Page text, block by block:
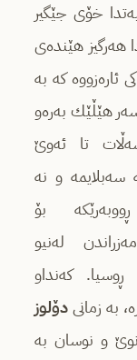
خۆى جێگیر
هەرگیز هێندەى
ئارەزووە كە بە
سەر هێڵێك بەرەو
تا ئەوێ
سەبلایمە و نە
بۆ
لەنیو
ڕوسیا. كەنداو
بە زمانىدۆلوز
نوێ و نوسان بە